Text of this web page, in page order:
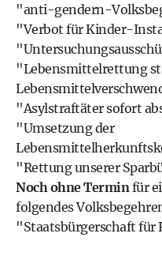
"anti-gendern-
"Verbot für Kinder-
"Lebensmittelrettung
"Asylstraftäter sofort
"Umsetzung der
"Rettung unserer
Noch ohne Termin für
folgendes
"Staatsbürgerschaft für